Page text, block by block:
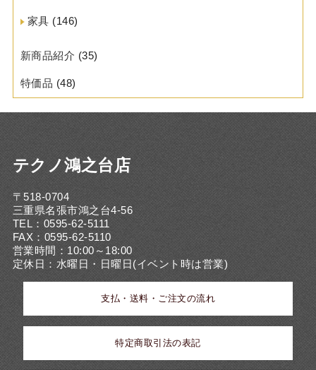
家具 (146)
新商品紹介 (35)
特価品 (48)
テクノ鴻之台店
〒518-0704
三重県名張市鴻之台4-56
TEL：0595-62-5111
FAX：0595-62-5110
営業時間：10:00～18:00
定休日：水曜日・日曜日(イベント時は営業)
支払・送料・ご注文の流れ
特定商取引法の表記